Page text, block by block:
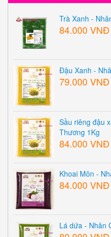
Trà Xanh -
84.000 VNĐ
Đậu Xanh -
79.000 VNĐ
Sầu riêng đậu
Thương 1Kg
84.000 VNĐ
Khoai Môn -
84.000 VNĐ
Lá dứa - Nhân